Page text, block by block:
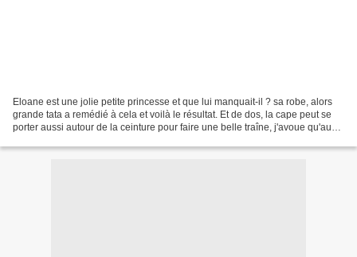
Eloane est une jolie petite princesse et que lui manquait-il ? sa robe, alors
grande tata a remédié à cela et voilà le résultat. Et de dos, la cape peut se
porter aussi autour de la ceinture pour faire une belle traîne, j'avoue qu'au